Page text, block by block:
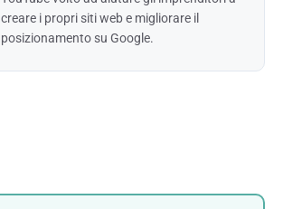
creare i propri siti web e migliorare il
posizionamento su Google.